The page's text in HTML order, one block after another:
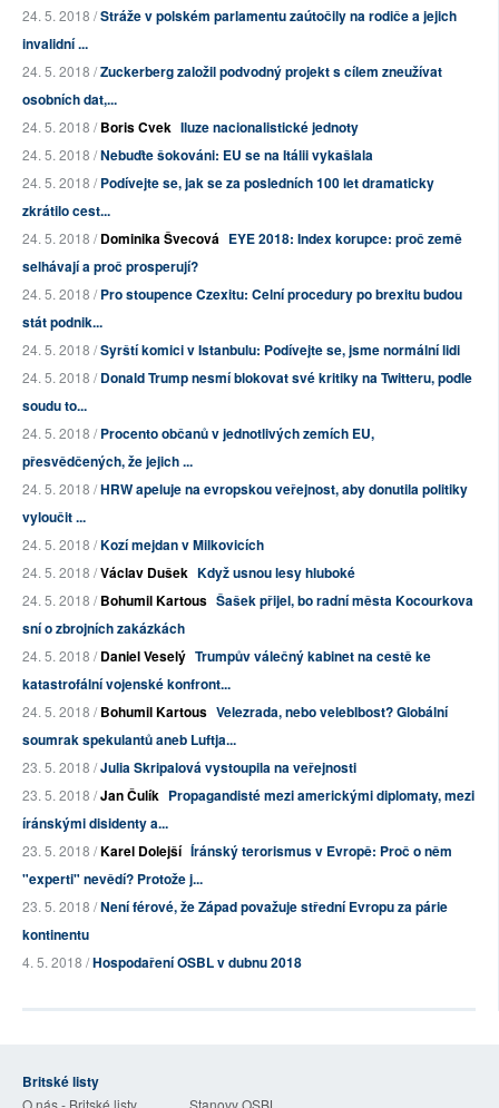
24. 5. 2018 /Stráže v polském parlamentu zaútočily na rodiče a jejich
invalidní ...
24. 5. 2018 /Zuckerberg založil podvodný projekt s cílem zneužívat
osobních dat,...
24. 5. 2018 /Boris Cvek Iluze nacionalistické jednoty
24. 5. 2018 /Nebuďte šokováni: EU se na Itálii vykašlala
24. 5. 2018 /Podívejte se, jak se za posledních 100 let dramaticky
zkrátilo cest...
24. 5. 2018 /Dominika Švecová EYE 2018: Index korupce: proč země
selhávají a proč prosperují?
24. 5. 2018 /Pro stoupence Czexitu: Celní procedury po brexitu budou
stát podnik...
24. 5. 2018 /Syrští komici v Istanbulu: Podívejte se, jsme normální lidi
24. 5. 2018 /Donald Trump nesmí blokovat své kritiky na Twitteru, podle
soudu to...
24. 5. 2018 /Procento občanů v jednotlivých zemích EU,
přesvědčených, že jejich ...
24. 5. 2018 /HRW apeluje na evropskou veřejnost, aby donutila politiky
vyloučit ...
24. 5. 2018 /Kozí mejdan v Milkovicích
24. 5. 2018 /Václav Dušek Když usnou lesy hluboké
24. 5. 2018 /Bohumil Kartous Šašek přijel, bo radní města Kocourkova
sní o zbrojních zakázkách
24. 5. 2018 /Daniel Veselý Trumpův válečný kabinet na cestě ke
katastrofální vojenské konfront...
24. 5. 2018 /Bohumil Kartous Velezrada, nebo veleblbost? Globální
soumrak spekulantů aneb Luftja...
23. 5. 2018 /Julia Skripalová vystoupila na veřejnosti
23. 5. 2018 /Jan Čulík Propagandisté mezi americkými diplomaty, mezi
íránskými disidenty a...
23. 5. 2018 /Karel Dolejší Íránský terorismus v Evropě: Proč o něm
"experti" nevědí? Protože j...
23. 5. 2018 /Není férové, že Západ považuje střední Evropu za párie
kontinentu
4. 5. 2018 /Hospodaření OSBL v dubnu 2018
Britské listy